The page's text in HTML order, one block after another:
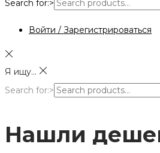
Search for:>
Войти / Зарегистрироваться
Я ищу...
Search for:>
Нашли